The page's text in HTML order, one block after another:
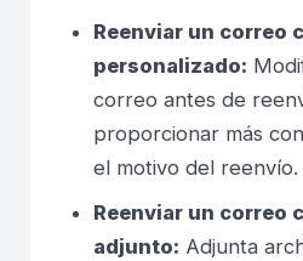
Reenviar un correo
personalizado:
correo antes de
proporcionar más
el motivo del reenvío.
Reenviar un correo
adjunto: Adjunta